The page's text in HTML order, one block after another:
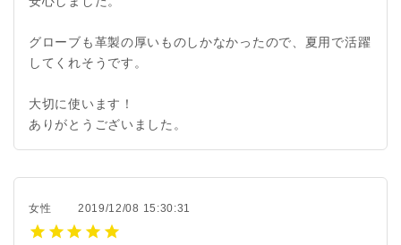
グローブも革製の厚いものしかなかったので、夏用で活躍
してくれそうです。
大切に使います！
ありがとうございました。
女性 2019/12/08 15:30:31